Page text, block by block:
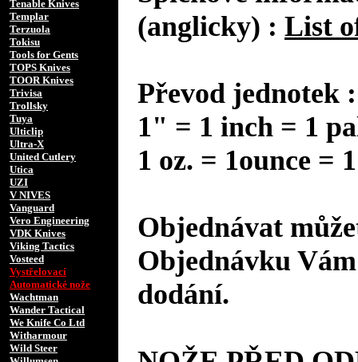
Tenable Knives
Templar
Terzuola
Tokisu
Tools for Gents
TOPS Knives
TOOR Knives
Trivisa
Trollsky
Tuya
Ulticlip
Ultra-X
United Cutlery
Utica
UZI
V NIVES
Vanguard
Vero Engineering
VDK Knives
Viking Tactics
Vosteed
Vystřelovací
Automatické nože
Wachtman
Wander Tactical
We Knife Co Ltd
Witharmour
Wild Steer
(anglicky) : List
Převod jednotek :
1" = 1 inch = 1
1 oz. = 1ounce =
Objednávat
Objednávku
dodání.